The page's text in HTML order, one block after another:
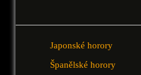
Japonské horory
Španělské horory